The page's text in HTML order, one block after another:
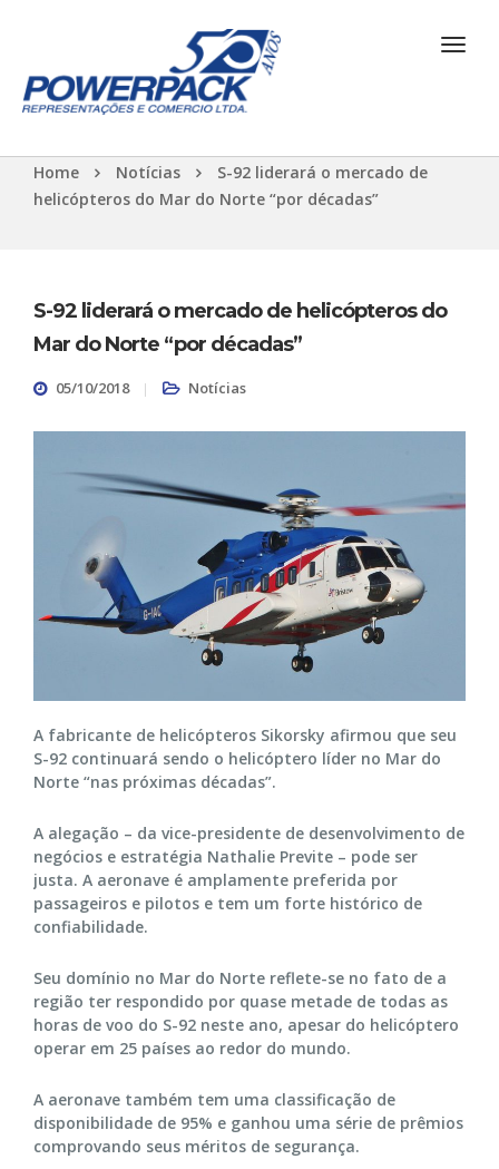
Home Notícias
S-92 liderará o mercado de
helicópteros do Mar do Norte “por décadas”
S-92 liderará o mercado de helicópteros do
Mar do Norte “por décadas”
05/10/2018 Notícias
A fabricante de helicópteros Sikorsky afirmou que seu
S-92 continuará sendo o helicóptero líder no Mar do
Norte “nas próximas décadas”.
A alegação – da vice-presidente de desenvolvimento de
negócios e estratégia Nathalie Previte – pode ser
justa. A aeronave é amplamente preferida por
passageiros e pilotos e tem um forte histórico de
confiabilidade.
Seu domínio no Mar do Norte reflete-se no fato de a
região ter respondido por quase metade de todas as
horas de voo do S-92 neste ano, apesar do helicóptero
operar em 25 países ao redor do mundo.
A aeronave também tem uma classificação de
disponibilidade de 95% e ganhou uma série de prêmios
comprovando seus méritos de segurança.